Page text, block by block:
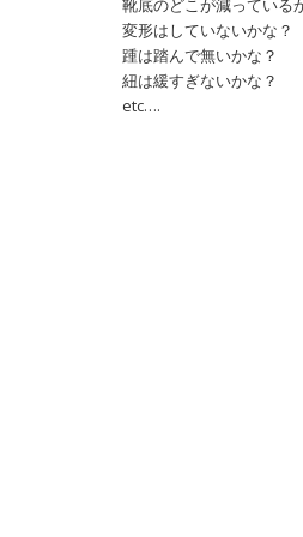
靴底のどこが減っている
変形はしていないかな？
踵は踏んで無いかな？
紐は緩すぎないかな？
etc….